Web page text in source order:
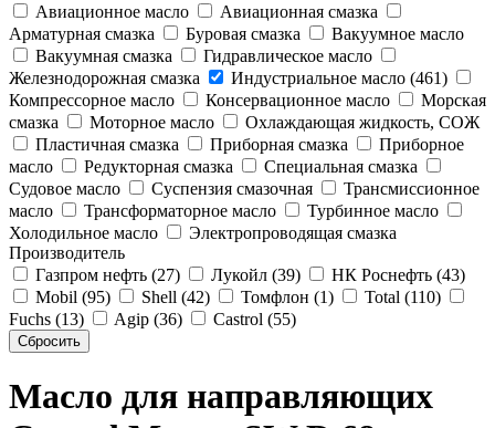
Авиационное масло
Авиационная смазка
Арматурная смазка
Буровая смазка
Вакуумное масло
Вакуумная смазка
Гидравлическое масло
Железнодорожная смазка
Индустриальное масло (461)
Компрессорное масло
Консервационное масло
Морская
смазка
Моторное масло
Охлаждающая жидкость, СОЖ
Пластичная смазка
Приборная смазка
Приборное
масло
Редукторная смазка
Специальная смазка
Судовое масло
Суспензия смазочная
Трансмиссионное
масло
Трансформаторное масло
Турбинное масло
Холодильное масло
Электропроводящая смазка
Производитель
Газпром нефть (27)
Лукойл (39)
НК Роснефть (43)
Mobil (95)
Shell (42) Томфлон (1)
Total (110)
Fuchs (13)
Agip (36) Castrol (55)
Масло для направляющих